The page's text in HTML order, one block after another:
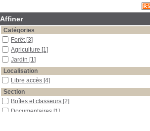
Affiner
Catégories
Forêt [3]
Agriculture [1]
Jardin [1]
Localisation
Libre accès [4]
Section
Boîtes et classeurs [2]
Documentaires [1]